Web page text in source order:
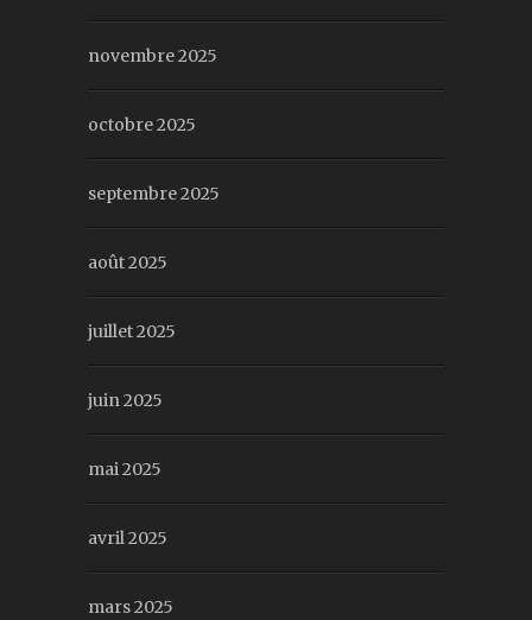
novembre 2025
octobre 2025
septembre 2025
août 2025
juillet 2025
juin 2025
mai 2025
avril 2025
mars 2025